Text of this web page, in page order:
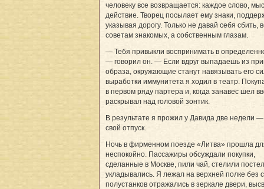
человеку все возвращается: каждое слово,
действие. Творец посылает ему знаки,
указывая дорогу. Только не давай себя сбить,
советам знакомых, а собственным глазам.
— Тебя привыкли воспринимать в
— говорил он. — Если вдруг выпадаешь из
образа, окружающие станут навязывать его
выработки иммунитета я ходил в театр.
в первом ряду партера и, когда занавес шел
раскрывал над головой зонтик.
В результате я прожил у Давида две недели —
свой отпуск.
Ночь в фирменном поезде «Литва» прошла
неспокойно. Пассажиры обсуждали покупки,
сделанные в Москве, пили чай, стелили
укладывались. Я лежал на верхней полке без
полустанков отражались в зеркале двери,